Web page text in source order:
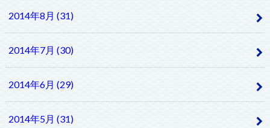
2014年8月 (31)
2014年7月 (30)
2014年6月 (29)
2014年5月 (31)